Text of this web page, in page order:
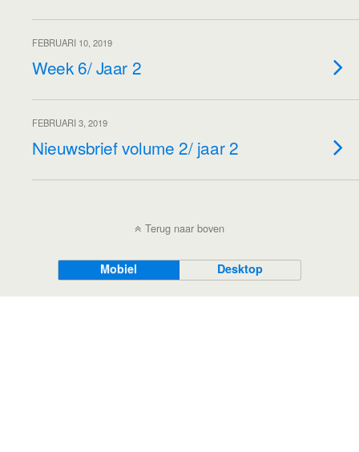
FEBRUARI 10, 2019
Week 6/ Jaar 2
FEBRUARI 3, 2019
Nieuwsbrief volume 2/ jaar 2
Terug naar boven
Mobiel Desktop